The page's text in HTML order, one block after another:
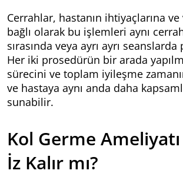
Cerrahlar, hastanın ihtiyaçlarına ve
bağlı olarak bu işlemleri aynı
sırasında veya ayrı ayrı
Her iki prosedürün bir arada
sürecini ve toplam iyileşme
ve hastaya aynı anda daha
sunabilir.
Kol Germe Ameliyatı
İz Kalır mı?